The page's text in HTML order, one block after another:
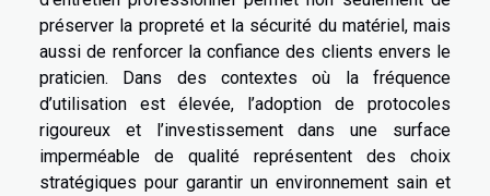
préserver la propreté et la sécurité du matériel, mais
aussi de renforcer la confiance des clients envers le
praticien. Dans des contextes où la fréquence
d’utilisation est élevée, l’adoption de protocoles
rigoureux et l’investissement dans une surface
imperméable de qualité représentent des choix
stratégiques pour garantir un environnement sain et